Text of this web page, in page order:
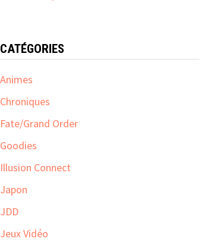
CATÉGORIES
Animes
Chroniques
Fate/Grand Order
Goodies
Illusion Connect
Japon
JDD
Jeux Vidéo